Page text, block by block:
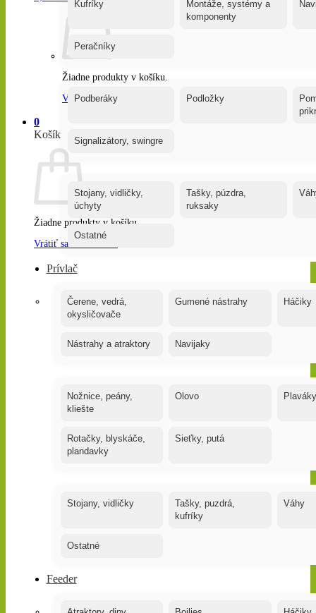
Žiadne produkty v košíku.
Vrátiť sa do obchodu
0
Košík
Žiadne produkty v košíku.
Vrátiť sa do obchodu
Kufríky
Montáže, systémy a
komponenty
Peračníky
Podberáky Podložky
Signalizátory, swingre
Stojany, vidličky,
úchyty
Tašky, púzdra,
ruksaky
Ostatné
Prívlač
Čerene, vedrá,
okysličovače
Gumené nástrahy Háčiky
Nástrahy a atraktory Navijaky
Nožnice, peány,
kliešte
Olovo Plaváky
Rotačky, blyskáče,
plandavky
Sieťky, putá
Stojany, vidličky
Tašky, puzdrá,
kufríky
Váhy
Ostatné
Feeder